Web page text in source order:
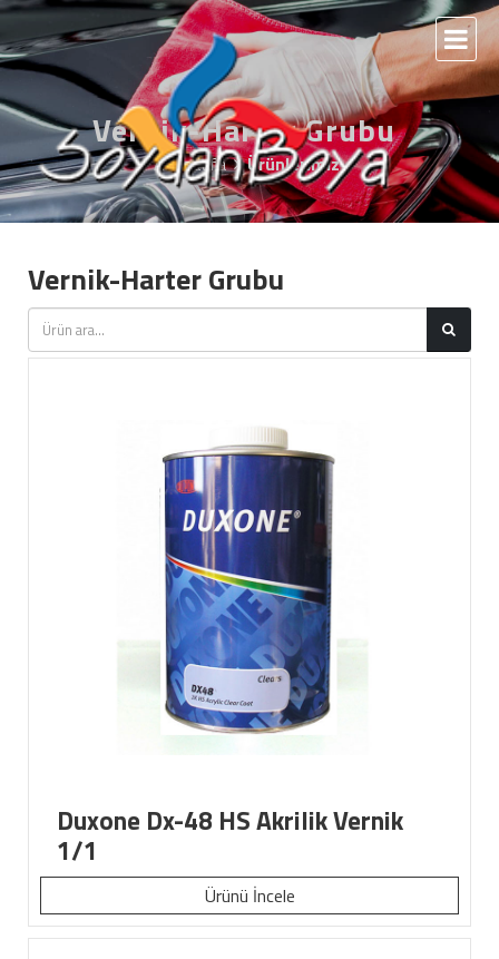
Vernik-Harter Grubu
Anasayfa Ürünlerimiz
Vernik-Harter Grubu
Duxone Dx-48 HS Akrilik Vernik
1/1
Ürünü İncele